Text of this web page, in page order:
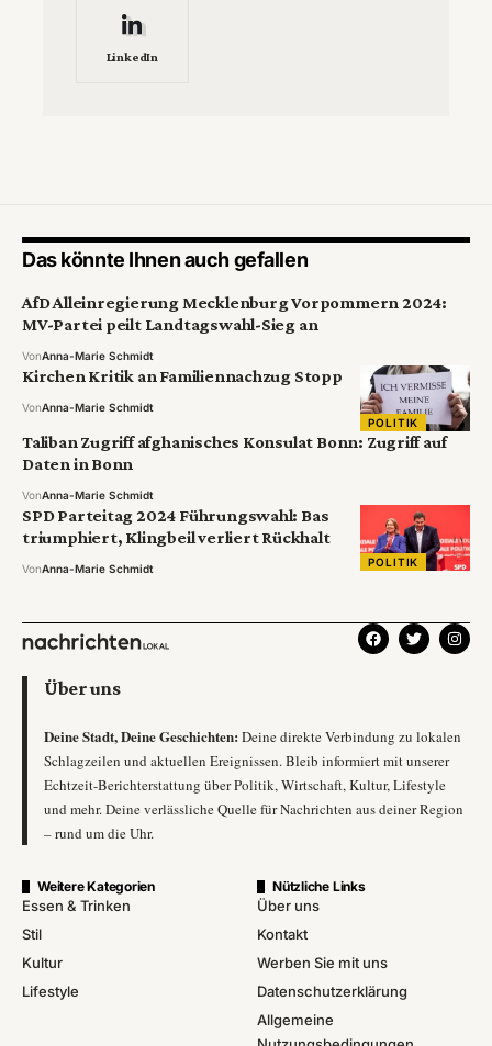
LinkedIn
Das könnte Ihnen auch gefallen
AfD Alleinregierung Mecklenburg Vorpommern 2024:
MV-Partei peilt Landtagswahl-Sieg an
VonAnna-Marie Schmidt
POLITIK
Kirchen Kritik an Familiennachzug Stopp
VonAnna-Marie Schmidt
Taliban Zugriff afghanisches Konsulat Bonn: Zugriff auf
Daten in Bonn
VonAnna-Marie Schmidt
POLITIK
SPD Parteitag 2024 Führungswahl: Bas
triumphiert, Klingbeil verliert Rückhalt
VonAnna-Marie Schmidt
Über uns
Deine Stadt, Deine Geschichten: Deine direkte Verbindung zu lokalen
Schlagzeilen und aktuellen Ereignissen. Bleib informiert mit unserer
Echtzeit-Berichterstattung über Politik, Wirtschaft, Kultur, Lifestyle
und mehr. Deine verlässliche Quelle für Nachrichten aus deiner Region
– rund um die Uhr.
Weitere Kategorien
Essen & Trinken
Stil
Kultur
Lifestyle
Nützliche Links
Über uns
Kontakt
Werben Sie mit uns
Datenschutzerklärung
Allgemeine